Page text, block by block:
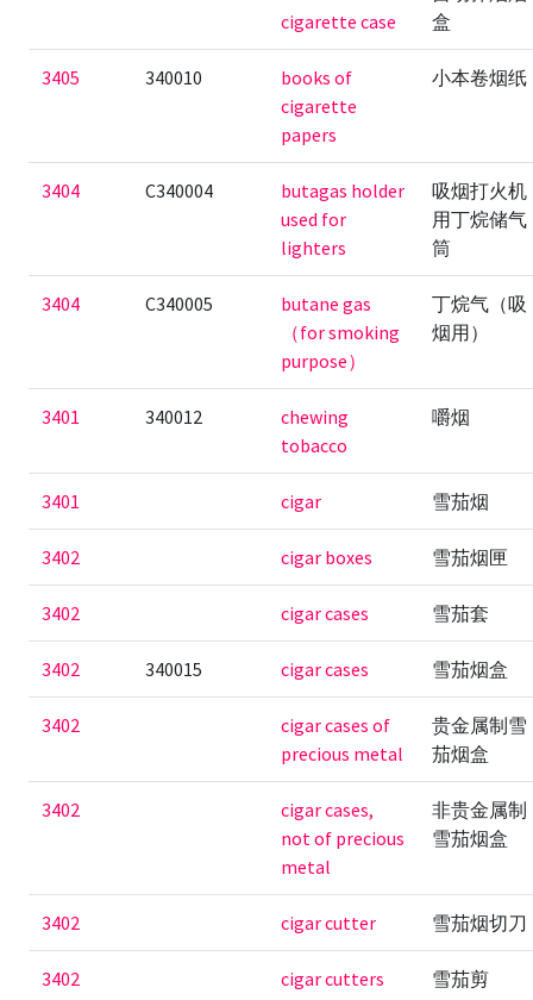
cigarette case
盒
3405 340010
books of
cigarette
papers
小本卷烟纸
3404 C340004
butagas holder
used for
lighters
吸烟打火机
用丁烷储气
筒
3404 C340005
butane gas
（for smoking
purpose）
丁烷气（吸
烟用）
3401 340012
chewing
tobacco
嚼烟
3401 cigar 雪茄烟
3402 cigar boxes 雪茄烟匣
3402 cigar cases 雪茄套
3402 340015 cigar cases 雪茄烟盒
3402
cigar cases of
precious metal
贵金属制雪
茄烟盒
3402
cigar cases,
not of precious
metal
非贵金属制
雪茄烟盒
3402 cigar cutter 雪茄烟切刀
3402 cigar cutters 雪茄剪